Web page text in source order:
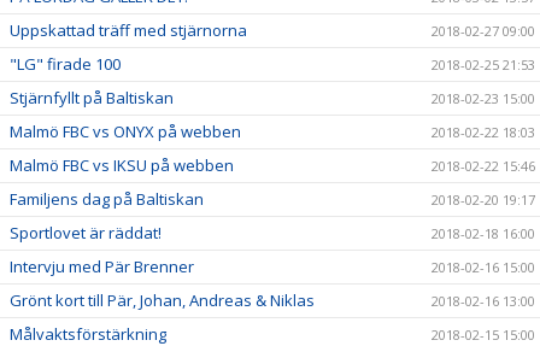
Uppskattad träff med stjärnorna 2018-02-27 09:00
"LG" firade 100 2018-02-25 21:53
Stjärnfyllt på Baltiskan 2018-02-23 15:00
Malmö FBC vs ONYX på webben 2018-02-22 18:03
Malmö FBC vs IKSU på webben 2018-02-22 15:46
Familjens dag på Baltiskan 2018-02-20 19:17
Sportlovet är räddat! 2018-02-18 16:00
Intervju med Pär Brenner 2018-02-16 15:00
Grönt kort till Pär, Johan, Andreas & Niklas 2018-02-16 13:00
Målvaktsförstärkning 2018-02-15 15:00